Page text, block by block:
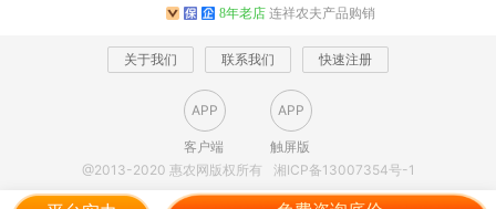
8年老店 连祥农夫产品购销
关于我们 联系我们 快速注册
APP
客户端
APP
触屏版
@2013-2020 惠农网版权所有
湘ICP备13007354号-1